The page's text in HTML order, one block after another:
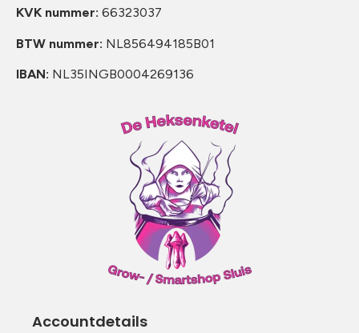
KVK nummer: 66323037
BTW nummer: NL856494185B01
IBAN: NL35INGB0004269136
Accountdetails